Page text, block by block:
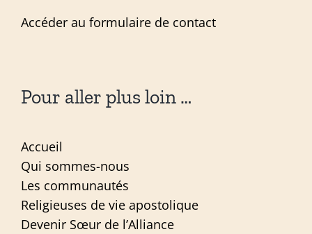
Accéder au formulaire de contact
Pour aller plus loin …
Accueil
Qui sommes-nous
Les communautés
Religieuses de vie apostolique
Devenir Sœur de l’Alliance